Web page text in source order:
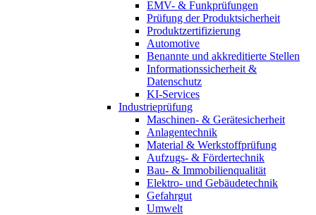
EMV- & Funkprüfungen
Prüfung der Produktsicherheit
Produktzertifizierung
Automotive
Benannte und akkreditierte Stellen
Informationssicherheit &
Datenschutz
KI-Services
Industrieprüfung
Maschinen- & Gerätesicherheit
Anlagentechnik
Material & Werkstoffprüfung
Aufzugs- & Fördertechnik
Bau- & Immobilienqualität
Elektro- und Gebäudetechnik
Gefahrgut
Umwelt